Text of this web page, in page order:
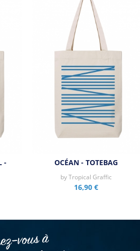
- OCÉAN - TOTEBAG
byTropical Graffic
16,90 €
à